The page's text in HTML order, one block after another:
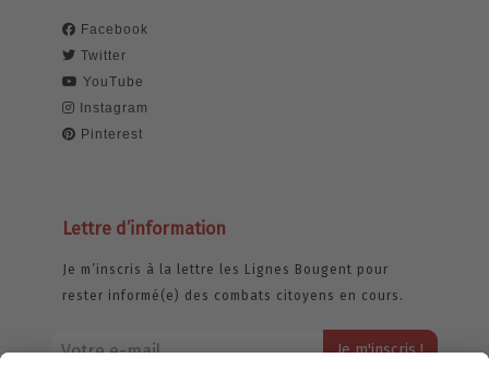
Facebook
Twitter
YouTube
Instagram
Pinterest
Lettre d’information
Je m’inscris à la lettre les Lignes Bougent pour
rester informé(e) des combats citoyens en cours.